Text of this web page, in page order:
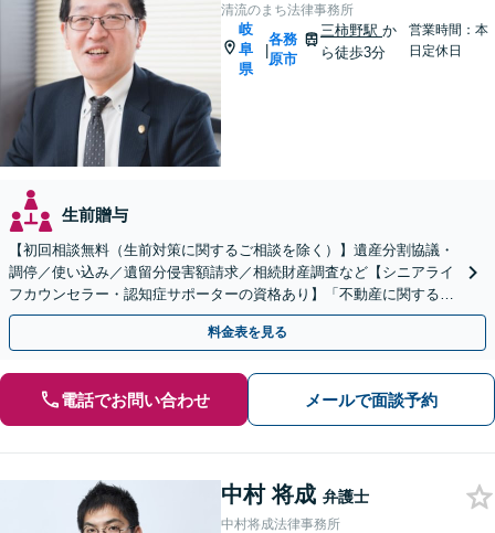
清流のまち法律事務所
岐
阜
県
|
各務
原市
三柿野駅か
ら徒歩3分
営業時間：本
日定休日
生前贈与
【初回相談無料（生前対策に関するご相談を除く）】遺産分割協議・
調停／使い込み／遺留分侵害額請求／相続財産調査など【シニアライ
フカウンセラー・認知症サポーターの資格あり】「不動産に関する相
続もお任せください」【当日・夜間相談可（要相談）】
料金表を見る
電話でお問い合わせ メールで面談予約
中村 将成 弁護士
中村将成法律事務所